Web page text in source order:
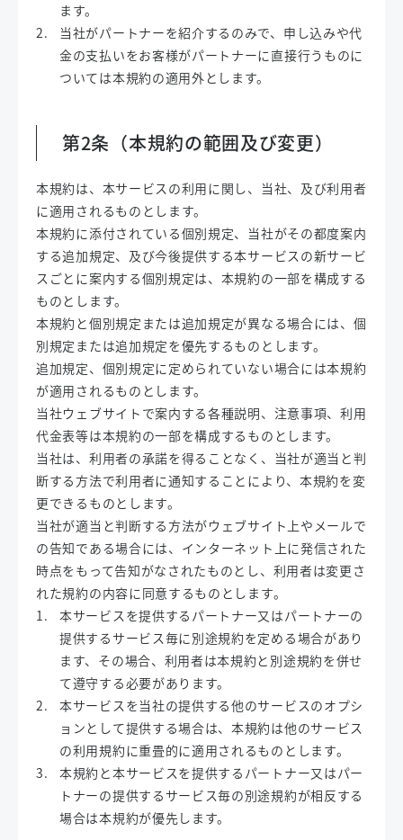
ます。
当社がパートナーを紹介するのみで、申し込みや代
金の支払いをお客様がパートナーに直接行うものに
ついては本規約の適用外とします。
第2条（本規約の範囲及び変更）
本規約は、本サービスの利用に関し、当社、及び利用者
に適用されるものとします。
本規約に添付されている個別規定、当社がその都度案内
する追加規定、及び今後提供する本サービスの新サービ
スごとに案内する個別規定は、本規約の一部を構成する
ものとします。
本規約と個別規定または追加規定が異なる場合には、個
別規定または追加規定を優先するものとします。
追加規定、個別規定に定められていない場合には本規約
が適用されるものとします。
当社ウェブサイトで案内する各種説明、注意事項、利用
代金表等は本規約の一部を構成するものとします。
当社は、利用者の承諾を得ることなく、当社が適当と判
断する方法で利用者に通知することにより、本規約を変
更できるものとします。
当社が適当と判断する方法がウェブサイト上やメールで
の告知である場合には、インターネット上に発信された
時点をもって告知がなされたものとし、利用者は変更さ
れた規約の内容に同意するものとします。
本サービスを提供するパートナー又はパートナーの
提供するサービス毎に別途規約を定める場合があり
ます、その場合、利用者は本規約と別途規約を併せ
て遵守する必要があります。
本サービスを当社の提供する他のサービスのオプシ
ョンとして提供する場合は、本規約は他のサービス
の利用規約に重畳的に適用されるものとします。
本規約と本サービスを提供するパートナー又はパー
トナーの提供するサービス毎の別途規約が相反する
場合は本規約が優先します。